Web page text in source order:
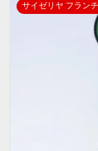
サイゼリヤ フラン